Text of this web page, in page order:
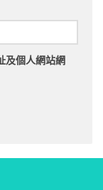
及個人網站網